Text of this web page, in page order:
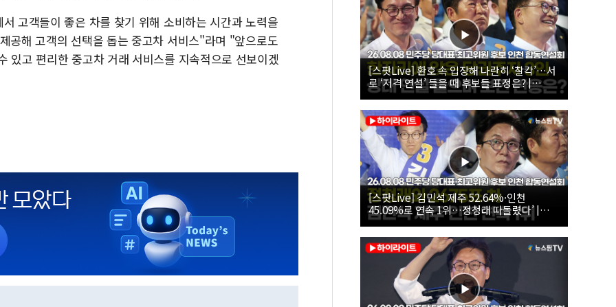
고객들이 좋은 차를 찾기 위해 소비하는 시간과 노력을
공해 고객의 선택을 돕는 중고차 서비스"라며 "앞으로도
있고 편리한 중고차 거래 서비스를 지속적으로 선보이겠
[스팟Live] 환호 속 입장해 나란히 ‘찰칵’…서
로 ‘저격 연설’ 들을 때 후보들 표정은? |
26.08.08 더불어민주당 당대표·최고위원 후
보 인천 합동연설회
[스팟Live] 김민석 제주 52.64%·인천
45.09%로 연속 1위…정청래 따돌렸다’ |
26.08.08 더불어민주당 당대표·최고위원 후
보 인천 합동연설회